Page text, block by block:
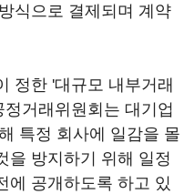
식으로 결제되며 계약
정한 '대규모 내부거래
거래위원회는 대기업
특정 회사에 일감을 몰
을 방지하기 위해 일정
에 공개하도록 하고 있